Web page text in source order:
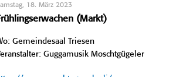
18. März 2023
(Markt)
Gemeindesaal Triesen
Guggamusik Moschtgügeler